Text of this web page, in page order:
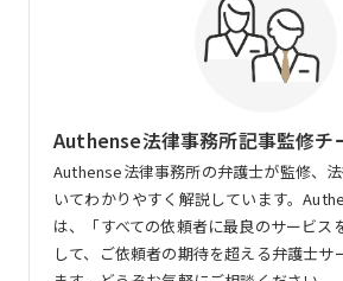
Authense法律事務所記事監修チ
Authense法律事務所の弁護士が監修、
いてわかりやすく解説しています。
は、「すべての依頼者に最良のサービス
して、ご依頼者の期待を超える弁護士サ